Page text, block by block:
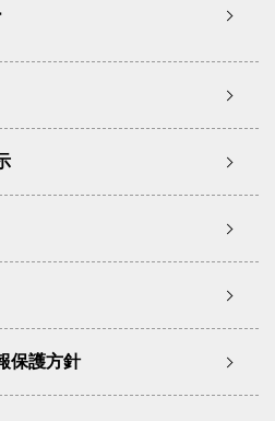
保護方針